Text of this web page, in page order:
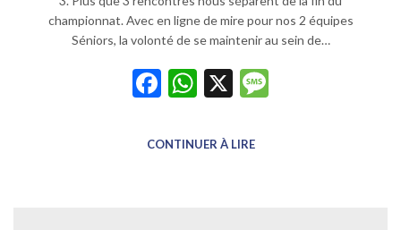
championnat. Avec en ligne de mire pour nos 2 équipes
Séniors, la volonté de se maintenir au sein de…
Facebook
WhatsApp
X
CONTINUER À LIRE